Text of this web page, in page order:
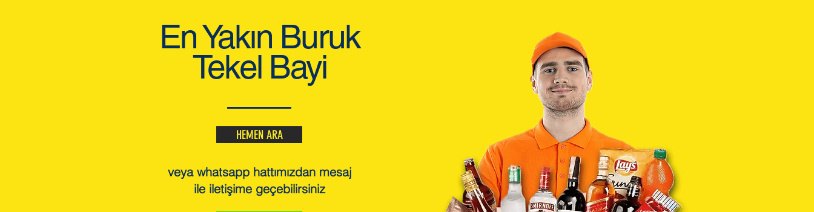
En Yakın Buruk
Tekel Bayi
HEMEN ARA
veya whatsapp hattımızdan mesaj
ile iletişime geçebilirsiniz